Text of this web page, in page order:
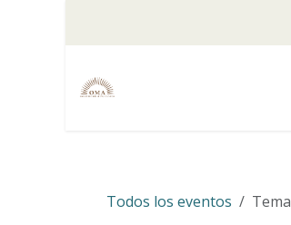
Todos los eventos